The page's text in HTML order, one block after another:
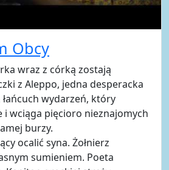
Obcy
wraz z córką zostają
z Aleppo, jedna desperacka
wydarzeń, który
i wciąga pięcioro nieznajomych
burzy.
ocalić syna. Żołnierz
sumieniem. Poeta